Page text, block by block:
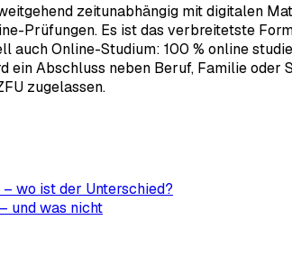
zeitunabhängig mit digitalen
Prüfungen. Es ist das verbreitetste
auch Online-Studium: 100 % online
ein Abschluss neben Beruf, Familie
zugelassen.
wo ist der Unterschied?
und was nicht